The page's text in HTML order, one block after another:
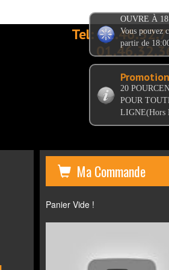
Tel:
Ma Commande
Panier Vide !
OUVRE À
Vous pouvez
partir de
20
POUR
LIGNE(Hors